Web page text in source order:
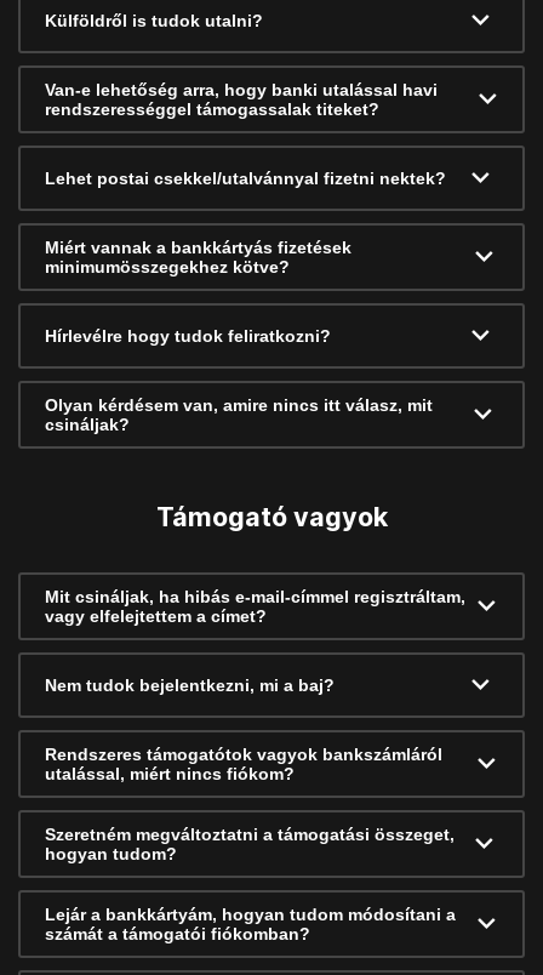
Külföldről is tudok utalni?
Van-e lehetőség arra, hogy banki utalással havi
rendszerességgel támogassalak titeket?
Lehet postai csekkel/utalvánnyal fizetni nektek?
Miért vannak a bankkártyás fizetések
minimumösszegekhez kötve?
Hírlevélre hogy tudok feliratkozni?
Olyan kérdésem van, amire nincs itt válasz, mit
csináljak?
Támogató vagyok
Mit csináljak, ha hibás e-mail-címmel regisztráltam,
vagy elfelejtettem a címet?
Nem tudok bejelentkezni, mi a baj?
Rendszeres támogatótok vagyok bankszámláról
utalással, miért nincs fiókom?
Szeretném megváltoztatni a támogatási összeget,
hogyan tudom?
Lejár a bankkártyám, hogyan tudom módosítani a
számát a támogatói fiókomban?